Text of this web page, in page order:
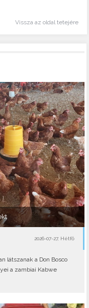
Vissza az oldal tetejére
2026-07-27, Hétfő
látszanak a Don Bosco
a zambiai Kabwe